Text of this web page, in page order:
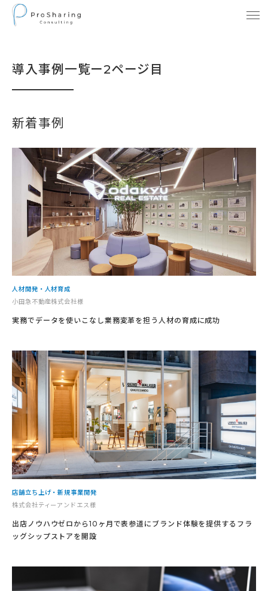
導入事例一覧ー2ページ目
新着事例
人材開発・人材育成
小田急不動産株式会社様
実務でデータを使いこなし業務変革を担う人材の育成に成功
店舗立ち上げ・新規事業開発
株式会社ティーアンドエス様
出店ノウハウゼロから10ヶ月で表参道にブランド体験を提供するフラ
ッグシップストアを開設